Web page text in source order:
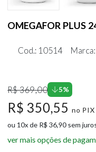
OMEGAFOR PLUS
Cod.: 10514
R$ 369,00 5%
R$ 350,55 no
ou 10x de R$ 36,90 sem
ver mais opções de